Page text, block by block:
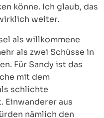
könne. Ich glaub, das
weiter.
als willkommene
als zwei Schüsse in
Für Sandy ist das
mit dem
schlichte
Einwanderer aus
nämlich den